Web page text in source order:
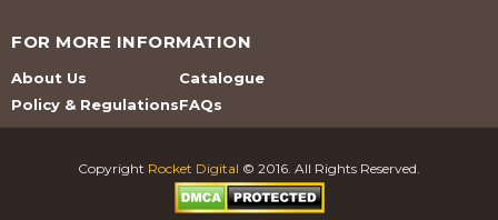
FOR MORE INFORMATION
About Us
Policy & Regulations
Catalogue
FAQs
Copyright Rocket Digital © 2016. All Rights Reserved.